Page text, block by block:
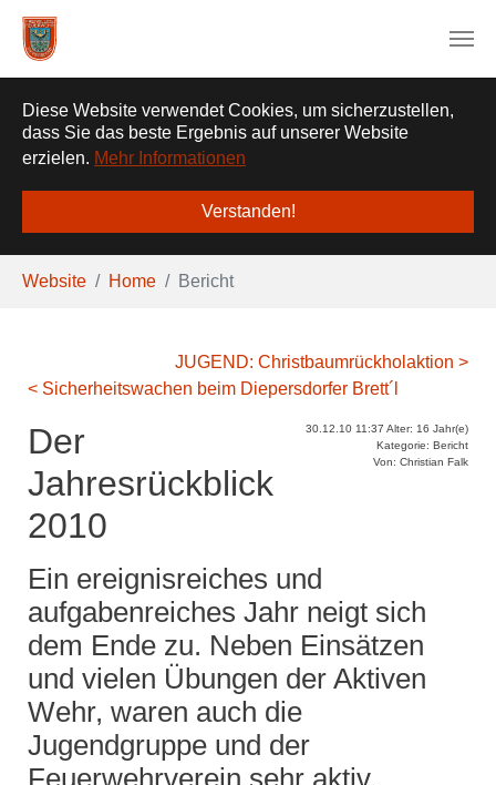
Diese Website verwendet Cookies, um sicherzustellen,
dass Sie das beste Ergebnis auf unserer Website
erzielen. Mehr Informationen
Verstanden!
Sie sind hier:
Website Home Bericht
JUGEND: Christbaumrückholaktion >
< Sicherheitswachen beim Diepersdorfer Brett´l
30.12.10 11:37 Alter: 16 Jahr(e)
Kategorie: Bericht
Von: Christian Falk
Der
Jahresrückblick
2010
Ein ereignisreiches und
aufgabenreiches Jahr neigt sich
dem Ende zu. Neben Einsätzen
und vielen Übungen der Aktiven
Wehr, waren auch die
Jugendgruppe und der
Feuerwehrverein sehr aktiv.